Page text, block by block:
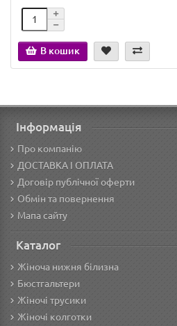
В кошик
Інформація
Про компанію
ДОСТАВКА І ОПЛАТА
Договір публічної оферти
Обмін та повернення
Мапа сайту
Каталог
Жіноча нижня білизна
Бюстгальтери
Жіночі трусики
Жіночі колготки